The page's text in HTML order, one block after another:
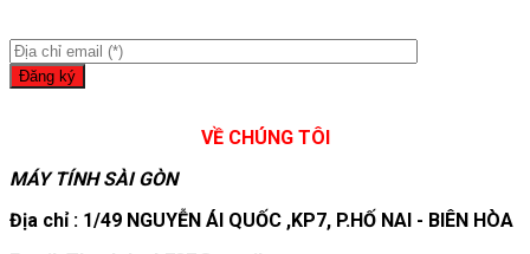
VỀ CHÚNG TÔI
MÁY TÍNH SÀI GÒN
Địa chỉ : 1/49 NGUYỄN ÁI QUỐC ,KP7, P.HỐ NAI - BIÊN HÒA